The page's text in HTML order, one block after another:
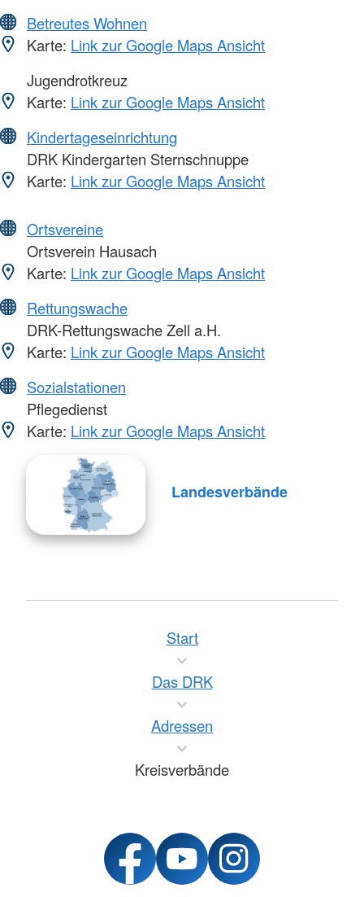
Betreutes Wohnen
Karte: Link zur Google Maps Ansicht
Jugendrotkreuz
Karte: Link zur Google Maps Ansicht
Kindertageseinrichtung
DRK Kindergarten Sternschnuppe
Karte: Link zur Google Maps Ansicht
Ortsvereine
Ortsverein Hausach
Karte: Link zur Google Maps Ansicht
Rettungswache
DRK-Rettungswache Zell a.H.
Karte: Link zur Google Maps Ansicht
Sozialstationen
Pflegedienst
Karte: Link zur Google Maps Ansicht
Landesverbände
Start
Das DRK
Adressen
Kreisverbände